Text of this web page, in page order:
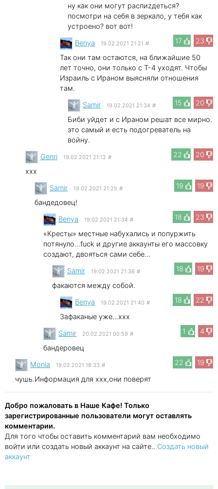
ну как они могут распиzдеться?
посмотри на себя в зеркало, у тебя как
устроено? вот вот!
17
23
Benya 19.02.2021 21:21 #
Так они там остаются, на ближайшие 50
лет точно, они только с Т-4 уходят. Чтобы
Израиль с Ираном выясняли отношения
там.
15
20
Samir 19.02.2021 21:34 #
Биби уйдет и с Ираном решат все мирно.
это самый и есть подогреватель на
войну.
22
20
Genri 19.02.2021 21:12 #
xxx
19
19
Samir 19.02.2021 21:25 #
бандедовец!
18
23
Benya 19.02.2021 21:34 #
«Кресты» местные набухались и попуржить
потянуло...fuck и другие аккаунты его массовку
создают, двояться сами себе...
18
19
Samir 19.02.2021 21:36 #
факаются между собой.
18
22
Benya 19.02.2021 21:40 #
Зафаканые уже...xxx
1
4
Samir 20.02.2021 00:59 #
бандеровец
22
19
Monia 19.02.2021 18:33 #
чушь.Информация для xxx,они поверят
Добро пожаловать в Наше Кафе! Только
зарегистрированные пользователи могут оставлять
комментарии.
Для того чтобы оставить комментарий вам необходимо
войти или создать новый аккаунт на сайте.. Создать новый
аккаунт